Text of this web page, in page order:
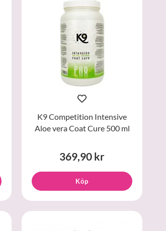
K9 Competition Intensive
Aloe vera Coat Cure 500 ml
369,90 kr
Köp